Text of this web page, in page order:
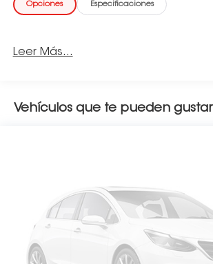
Opciones Especificaciones
Leer Más...
Vehículos que te pueden gustar